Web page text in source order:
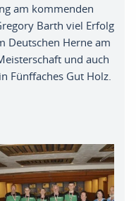
am kommenden
Barth viel Erfolg
Deutschen Herne am
und auch
Fünffaches Gut Holz.